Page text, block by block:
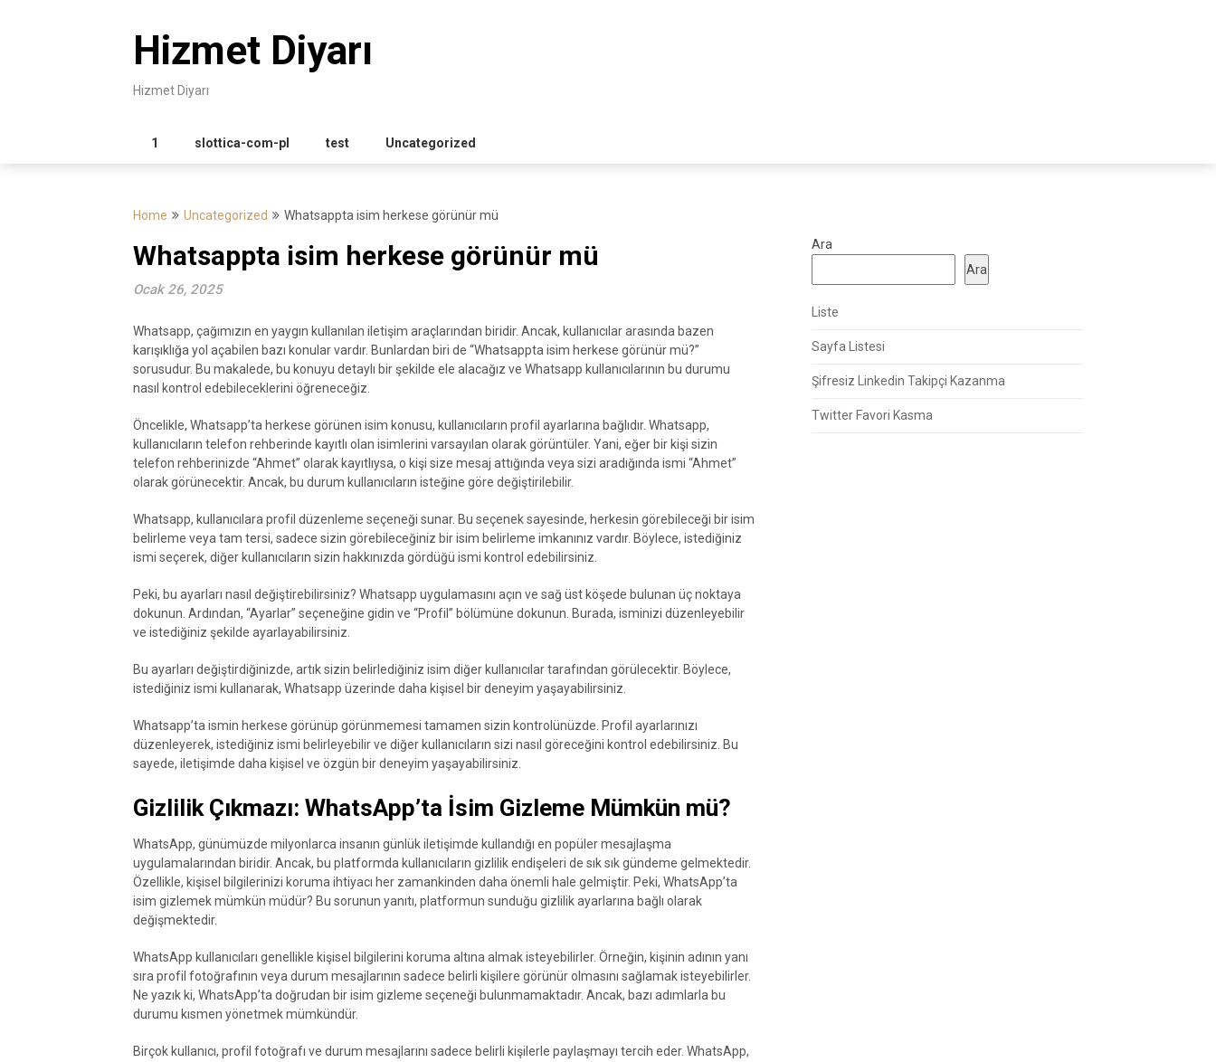
Hizmet Diyarı
Hizmet Diyarı
1 slottica-com-pl test Uncategorized
Home Uncategorized Whatsappta isim herkese görünür mü
Whatsappta isim herkese görünür mü
Ocak 26, 2025
Whatsapp, çağımızın en yaygın kullanılan iletişim araçlarından biridir. Ancak, kullanıcılar arasında bazen
karışıklığa yol açabilen bazı konular vardır. Bunlardan biri de “Whatsappta isim herkese görünür mü?”
sorusudur. Bu makalede, bu konuyu detaylı bir şekilde ele alacağız ve Whatsapp kullanıcılarının bu durumu
nasıl kontrol edebileceklerini öğreneceğiz.
Öncelikle, Whatsapp’ta herkese görünen isim konusu, kullanıcıların profil ayarlarına bağlıdır. Whatsapp,
kullanıcıların telefon rehberinde kayıtlı olan isimlerini varsayılan olarak görüntüler. Yani, eğer bir kişi sizin
telefon rehberinizde “Ahmet” olarak kayıtlıysa, o kişi size mesaj attığında veya sizi aradığında ismi “Ahmet”
olarak görünecektir. Ancak, bu durum kullanıcıların isteğine göre değiştirilebilir.
Whatsapp, kullanıcılara profil düzenleme seçeneği sunar. Bu seçenek sayesinde, herkesin görebileceği bir isim
belirleme veya tam tersi, sadece sizin görebileceğiniz bir isim belirleme imkanınız vardır. Böylece, istediğiniz
ismi seçerek, diğer kullanıcıların sizin hakkınızda gördüğü ismi kontrol edebilirsiniz.
Peki, bu ayarları nasıl değiştirebilirsiniz? Whatsapp uygulamasını açın ve sağ üst köşede bulunan üç noktaya
dokunun. Ardından, “Ayarlar” seçeneğine gidin ve “Profil” bölümüne dokunun. Burada, isminizi düzenleyebilir
ve istediğiniz şekilde ayarlayabilirsiniz.
Bu ayarları değiştirdiğinizde, artık sizin belirlediğiniz isim diğer kullanıcılar tarafından görülecektir. Böylece,
istediğiniz ismi kullanarak, Whatsapp üzerinde daha kişisel bir deneyim yaşayabilirsiniz.
Whatsapp’ta ismin herkese görünüp görünmemesi tamamen sizin kontrolünüzde. Profil ayarlarınızı
düzenleyerek, istediğiniz ismi belirleyebilir ve diğer kullanıcıların sizi nasıl göreceğini kontrol edebilirsiniz. Bu
sayede, iletişimde daha kişisel ve özgün bir deneyim yaşayabilirsiniz.
Gizlilik Çıkmazı: WhatsApp’ta İsim Gizleme Mümkün mü?
WhatsApp, günümüzde milyonlarca insanın günlük iletişimde kullandığı en popüler mesajlaşma
uygulamalarından biridir. Ancak, bu platformda kullanıcıların gizlilik endişeleri de sık sık gündeme gelmektedir.
Özellikle, kişisel bilgilerinizi koruma ihtiyacı her zamankinden daha önemli hale gelmiştir. Peki, WhatsApp’ta
isim gizlemek mümkün müdür? Bu sorunun yanıtı, platformun sunduğu gizlilik ayarlarına bağlı olarak
değişmektedir.
WhatsApp kullanıcıları genellikle kişisel bilgilerini koruma altına almak isteyebilirler. Örneğin, kişinin adının yanı
sıra profil fotoğrafının veya durum mesajlarının sadece belirli kişilere görünür olmasını sağlamak isteyebilirler.
Ne yazık ki, WhatsApp’ta doğrudan bir isim gizleme seçeneği bulunmamaktadır. Ancak, bazı adımlarla bu
durumu kısmen yönetmek mümkündür.
Birçok kullanıcı, profil fotoğrafı ve durum mesajlarını sadece belirli kişilerle paylaşmayı tercih eder. WhatsApp,
Ara
Ara
Liste
Sayfa Listesi
Şifresiz Linkedin Takipçi Kazanma
Twitter Favori Kasma